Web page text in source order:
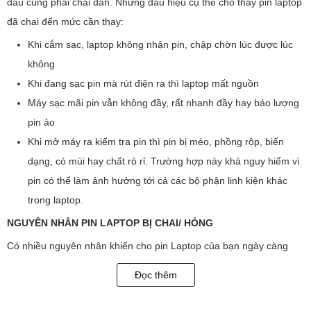
đâu cũng phải chai dần. Những dấu hiệu cụ thể cho thấy pin laptop
đã chai đến mức cần thay:
Khi cắm sạc, laptop không nhận pin, chập chờn lúc được lúc
không
Khi đang sạc pin mà rút điện ra thì laptop mất nguồn
Máy sạc mãi pin vẫn không đầy, rất nhanh đầy hay báo lượng
pin ảo
Khi mở máy ra kiểm tra pin thì pin bị méo, phồng rộp, biến
dạng, có mùi hay chất rò rỉ. Trường hợp này khá nguy hiểm vì
pin có thể làm ảnh hưởng tới cả các bộ phận linh kiện khác
trong laptop.
NGUYÊN NHÂN PIN LAPTOP BỊ CHAI/ HỎNG
Có nhiều nguyên nhân khiến cho pin Laptop của bạn ngày càng
xuống cấp. Bên cạnh vấn đề thời gian thì thói quen sử dụng sai lầm
Đọc thêm